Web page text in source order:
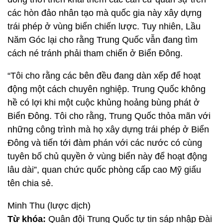
các hòn đảo nhân tạo mà quốc gia này xây dựng
trái phép ở vùng biển chiến lược. Tuy nhiên, Lầu
Năm Góc lại cho rằng Trung Quốc vẫn đang tìm
cách né tránh phải tham chiến ở Biển Đông.
“Tôi cho rằng các bên đều đang dàn xếp để hoạt
động một cách chuyên nghiệp. Trung Quốc không
hề có lợi khi một cuộc khủng hoảng bùng phát ở
Biển Đông. Tôi cho rằng, Trung Quốc thỏa mãn với
những công trình mà họ xây dựng trái phép ở Biển
Đông và tiến tới đàm phán với các nước có cùng
tuyên bố chủ quyền ở vùng biển này để hoạt động
lâu dài”, quan chức quốc phòng cấp cao Mỹ giấu
tên chia sẻ.
Minh Thu (lược dịch)
Từ khóa: Quân đội Trung Quốc tự tin sáp nhập Đài